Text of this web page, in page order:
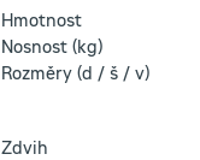
Hmotnost
Nosnost (kg)
Rozměry (d / š / v)
Zdvih